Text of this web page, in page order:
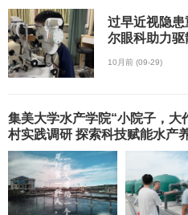
过早近视隐
尔眼科助力驱
10月前 (09-29)
集美大学水产学院“小院子，大
村实践调研 探索科技赋能水产